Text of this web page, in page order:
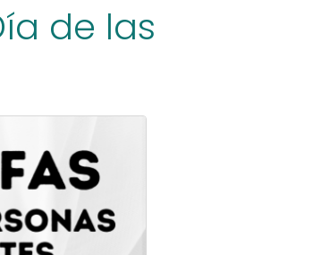
de las